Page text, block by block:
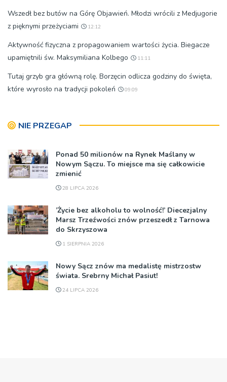
Wszedł bez butów na Górę Objawień. Młodzi wrócili z Medjugorie
z pięknymi przeżyciami
12:12
Aktywność fizyczna z propagowaniem wartości życia. Biegacze
upamiętnili św. Maksymiliana Kolbego
11:11
Tutaj grzyb gra główną rolę. Borzęcin odlicza godziny do święta,
które wyrosło na tradycji pokoleń
09:09
NIE PRZEGAP
Ponad 50 milionów na Rynek Maślany w
Nowym Sączu. To miejsce ma się całkowicie
zmienić
28 LIPCA 2026
’Życie bez alkoholu to wolność!’ Diecezjalny
Marsz Trzeźwości znów przeszedł z Tarnowa
do Skrzyszowa
1 SIERPNIA 2026
Nowy Sącz znów ma medalistę mistrzostw
świata. Srebrny Michał Pasiut!
24 LIPCA 2026